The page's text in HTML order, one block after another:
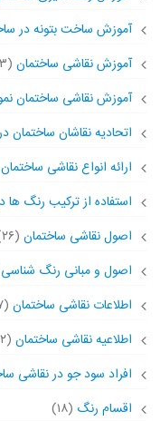
آموزش ساخت بتونه در
آموزش نقاشی ساختمان (۲۳)
آموزش نقاشی ساختمان
اتحادیه نقاشان ساختمان
ارائه انواع نقاشی
استفاده از ترکیب رنگ ها
اصول نقاشی ساختمان (۲۶)
اصول و مبانی رنگ شناسی
اطلاعات نقاشی ساختمان (۱۷)
اطلاعیه نقاشی ساختمان (۳۲)
افراد سود جو در نقاشی
اقسام رنگ (۱۸)